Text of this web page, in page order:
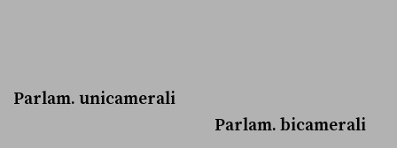
Parlam. unicamerali
Parlam. bicamerali